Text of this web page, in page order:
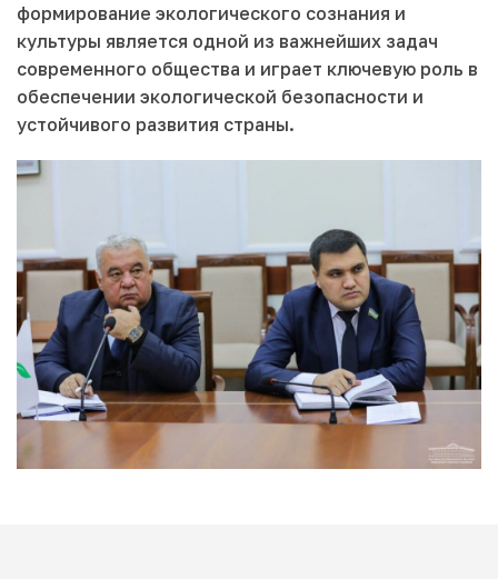
формирование экологического сознания и
культуры является одной из важнейших задач
современного общества и играет ключевую роль в
обеспечении экологической безопасности и
устойчивого развития страны.